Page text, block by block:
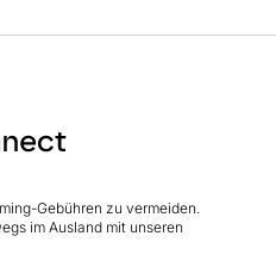
Gebühren zu vermeiden.
im Ausland mit unseren